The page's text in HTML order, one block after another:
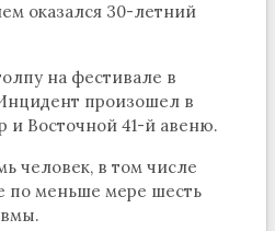
оказался 30-летний
на фестивале в
произошел в
и Восточной 41-й авеню.
человек, в том числе
по меньше мере шесть